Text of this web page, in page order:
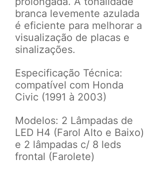
branca levemente azulada
é eficiente para melhorar a
visualização de placas e
sinalizações.
Especificação Técnica:
compatível com Honda
Civic (1991 à 2003)
Modelos: 2 Lâmpadas de
LED H4 (Farol Alto e Baixo)
e 2 lâmpadas c/ 8 leds
frontal (Farolete)